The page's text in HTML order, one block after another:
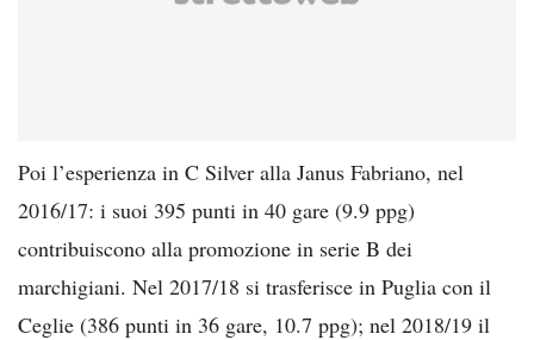
Poi l’esperienza in C Silver alla Janus Fabriano, nel
2016/17: i suoi 395 punti in 40 gare (9.9 ppg)
contribuiscono alla promozione in serie B dei
marchigiani. Nel 2017/18 si trasferisce in Puglia con il
Ceglie (386 punti in 36 gare, 10.7 ppg); nel 2018/19 il